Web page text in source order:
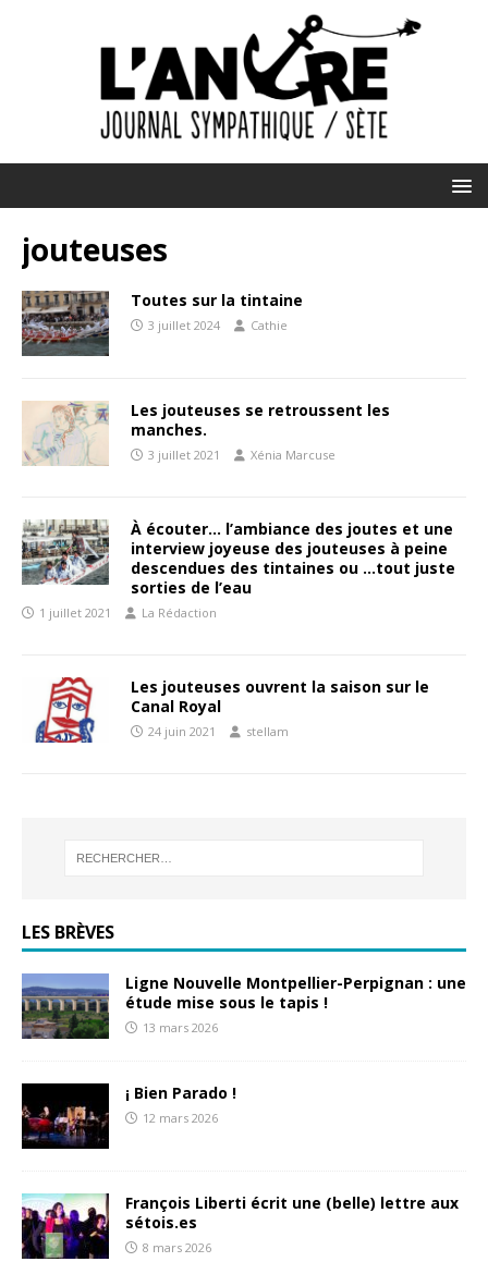
jouteuses
Toutes sur la tintaine
3 juillet 2024 Cathie
Les jouteuses se retroussent les
manches.
3 juillet 2021 Xénia Marcuse
À écouter… l’ambiance des joutes et une
interview joyeuse des jouteuses à peine
descendues des tintaines ou …tout juste
sorties de l’eau
1 juillet 2021 La Rédaction
Les jouteuses ouvrent la saison sur le
Canal Royal
24 juin 2021 stellam
LES BRÈVES
Ligne Nouvelle Montpellier-Perpignan : une
étude mise sous le tapis !
13 mars 2026
¡ Bien Parado !
12 mars 2026
François Liberti écrit une (belle) lettre aux
sétois.es
8 mars 2026